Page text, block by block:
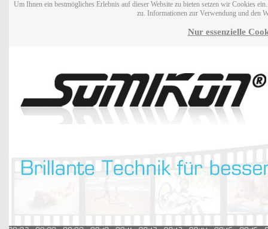
Um Ihnen ein bestmögliches Erlebnis auf dieser Website zu bieten setzen wir Cookies
zu. Informationen zur Verwendung und den
Nur essenzielle